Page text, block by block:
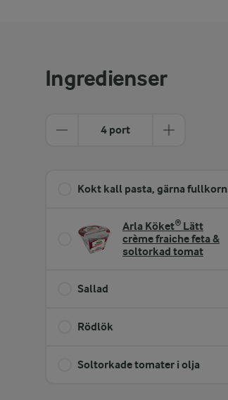
Ingredienser
4 port
Kokt kall pasta, gärna fullkorn
Arla Köket® Lätt
crème fraiche feta &
soltorkad tomat
Sallad
Rödlök
Soltorkade tomater i olja